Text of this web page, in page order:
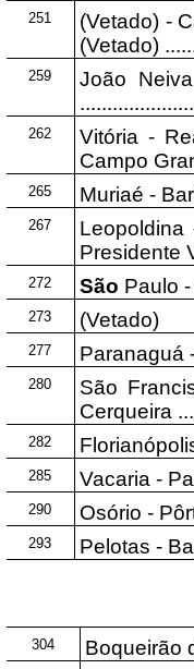
251
(Vetado) -
(Vetado)
259
João
262
Vitória -
Campo
265 Muriaé -
267
Presidente
272 São Paulo
273 (Vetado)
277 Paranaguá
280
São
Cerqueira
282
285 Vacaria -
290 Osório -
293 Pelotas -
304 Boqueirão